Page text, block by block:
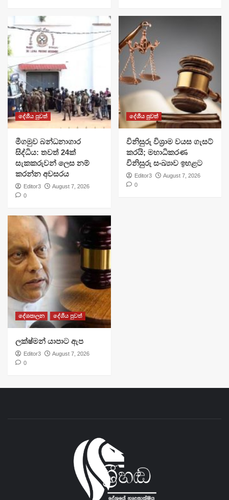
දේශීය පුවත්
මීගමුව බන්ධනාගාර
සිද්ධිය: තවත් 24ක්
සැකකරුවන් ලෙස නම්
කරන්න අවසරය
Editor3
August 7, 2026
0
දේශීය පුවත්
විනිසුරු විශ්‍රාම වයස ගැසට්
කරයි; මහාධිකරණ
විනිසුරු සංඛ්‍යාව ඉහළට
Editor3
August 7, 2026
0
දේශපාලන දේශීය පුවත්
ලක්ෂ්මන් යාපාට ඇප
Editor3
August 7, 2026
0